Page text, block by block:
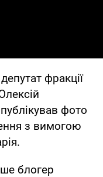
фракції
фото
з вимогою
блогер